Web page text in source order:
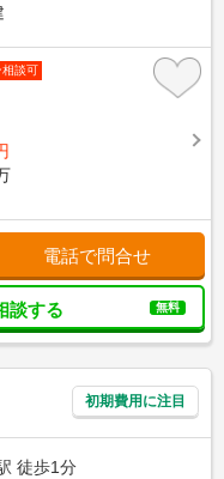
相談可
電話で問合せ
談する 無料
初期費用に注目
徒歩1分